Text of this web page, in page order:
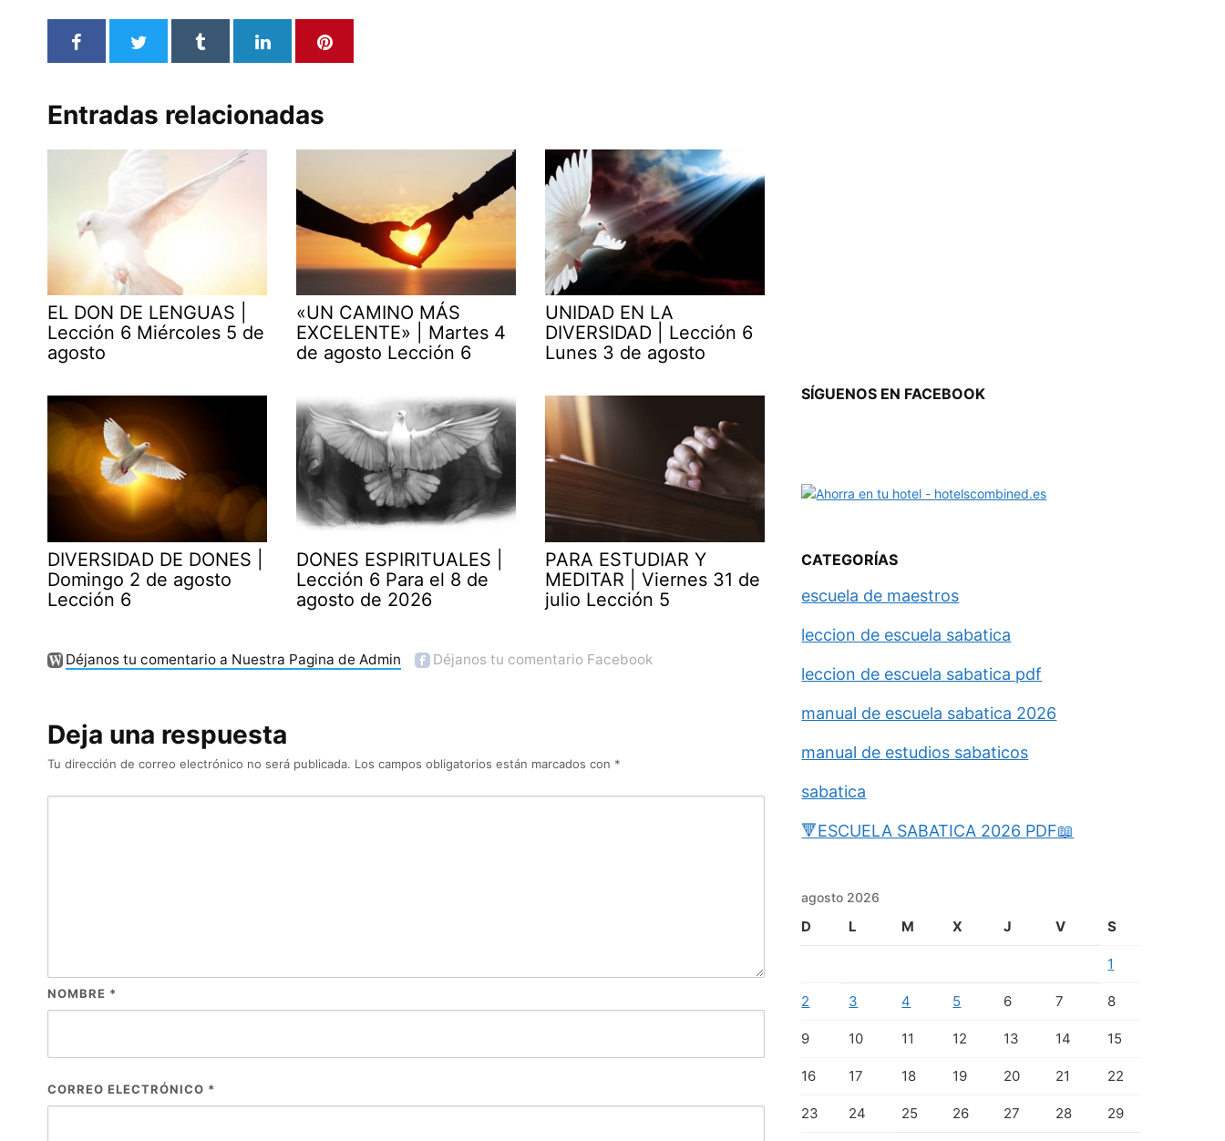
Entradas relacionadas
EL DON DE LENGUAS |
Lección 6 Miércoles 5 de
agosto
«UN CAMINO MÁS
EXCELENTE» | Martes 4
de agosto Lección 6
UNIDAD EN LA
DIVERSIDAD | Lección 6
Lunes 3 de agosto
DIVERSIDAD DE DONES |
Domingo 2 de agosto
Lección 6
DONES ESPIRITUALES |
Lección 6 Para el 8 de
agosto de 2026
PARA ESTUDIAR Y
MEDITAR | Viernes 31 de
julio Lección 5
Déjanos tu comentario a Nuestra Pagina de Admin Déjanos tu comentario Facebook
Deja una respuesta
Tu dirección de correo electrónico no será publicada. Los campos obligatorios están marcados con *
NOMBRE *
CORREO ELECTRÓNICO *
SÍGUENOS EN FACEBOOK
CATEGORÍAS
escuela de maestros
leccion de escuela sabatica
leccion de escuela sabatica pdf
manual de escuela sabatica 2026
manual de estudios sabaticos
sabatica
🔻ESCUELA SABATICA 2026 PDF📖
agosto 2026
D L M X J V S
1
2 3 4 5 6 7 8
9 10 11 12 13 14 15
16 17 18 19 20 21 22
23 24 25 26 27 28 29